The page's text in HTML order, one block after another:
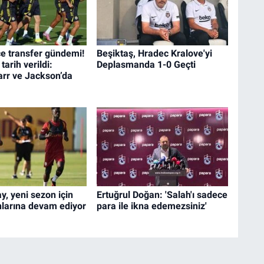
transfer gündemi!
verildi:
ve Jackson’da
Beşiktaş, Hradec Kralove'yi
Deplasmanda 1-0 Geçti
yeni sezon için
devam ediyor
Ertuğrul Doğan: 'Salah'ı sadece
para ile ikna edemezsiniz'